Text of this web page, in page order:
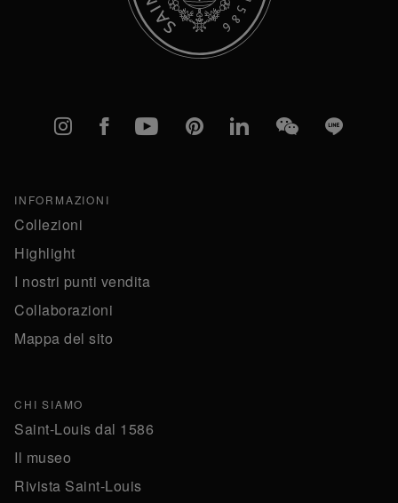
Instagram
FacebookYouTubePinterestlinkedInWeChatLine
INFORMAZIONI
Collezioni
Highlight
I nostri punti vendita
Collaborazioni
Mappa del sito
CHI SIAMO
Saint-Louis dal 1586
Il museo
Rivista Saint-Louis